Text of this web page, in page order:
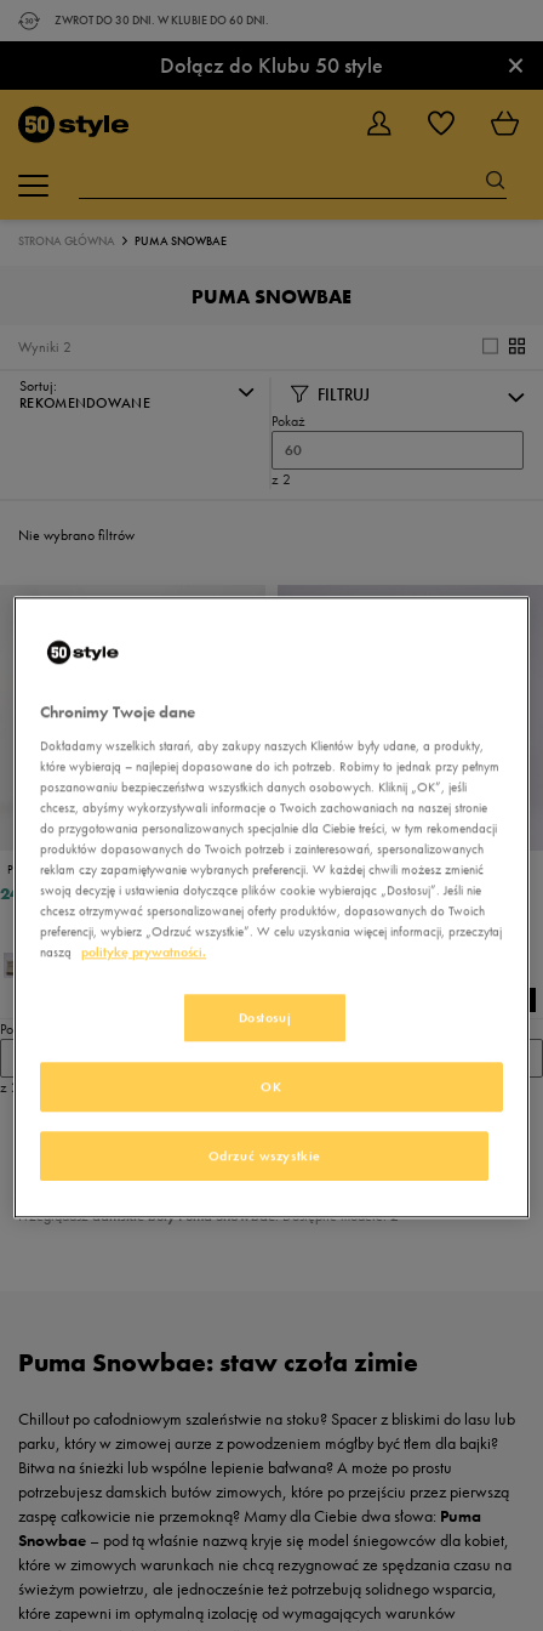
ZWROT DO 30 DNI. W KLUBIE DO 60 DNI.
Dołącz do Klubu 50 style ×
STRONA GŁÓWNA PUMA SNOWBAE
PUMA SNOWBAE
2
Wyniki
Sortuj:
REKOMENDOWANE
FILTRUJ
Pokaż
60
z 2
Nie wybrano filtrów
PUMA SNOWBAE WNS
249,99 zł
PUMA SNOWBAE WNS
229,99 zł
Pokaż
z 2
z1
Przeglądaszdamskie buty Puma Snowbae. Dostępne modele:2
Puma Snowbae: staw czoła zimie
Chillout po całodniowym szaleństwie na stoku? Spacer z bliskimi do lasu lub
parku, który w zimowej aurze z powodzeniem mógłby być tłem dla bajki?
Bitwa na śnieżki lub wspólne lepienie bałwana? A może po prostu
potrzebujesz damskich butów zimowych, które po przejściu przez pierwszą
zaspę całkowicie nie przemokną? Mamy dla Ciebie dwa słowa: Puma
Snowbae – pod tą właśnie nazwą kryje się model śniegowców dla kobiet,
które w zimowych warunkach nie chcą rezygnować ze spędzania czasu na
świeżym powietrzu, ale jednocześnie też potrzebują solidnego wsparcia,
które zapewni im optymalną izolację od wymagających warunków
Chronimy Twoje dane
Dokładamy wszelkich starań, aby zakupy naszych Klientów były udane, a produkty,
które wybierają – najlepiej dopasowane do ich potrzeb. Robimy to jednak przy pełnym
poszanowaniu bezpieczeństwa wszystkich danych osobowych. Kliknij „OK”, jeśli
chcesz, abyśmy wykorzystywali informacje o Twoich zachowaniach na naszej stronie
do przygotowania personalizowanych specjalnie dla Ciebie treści, w tym rekomendacji
produktów dopasowanych do Twoich potrzeb i zainteresowań, spersonalizowanych
reklam czy zapamiętywanie wybranych preferencji. W każdej chwili możesz zmienić
swoją decyzję i ustawienia dotyczące plików cookie wybierając „Dostosuj”. Jeśli nie
chcesz otrzymywać spersonalizowanej oferty produktów, dopasowanych do Twoich
preferencji, wybierz „Odrzuć wszystkie”. W celu uzyskania więcej informacji, przeczytaj
naszą
politykę prywatności.
Dostosuj
Odrzuć wszystkie
OK